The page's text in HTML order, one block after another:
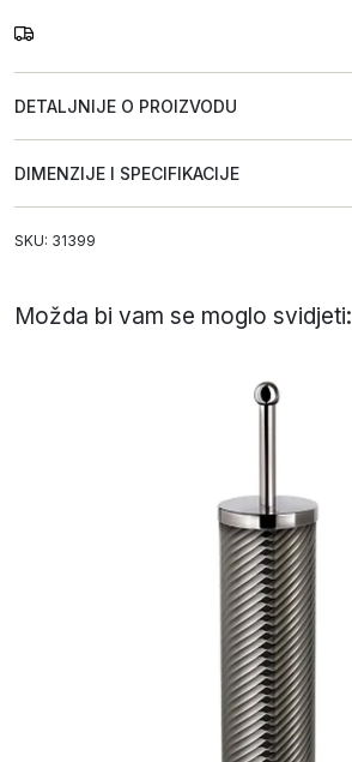
DETALJNIJE O PROIZVODU
DIMENZIJE I SPECIFIKACIJE
SKU: 31399
Možda bi vam se moglo svidjeti: